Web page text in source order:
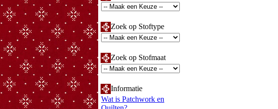
Zoek op Stoftype
Zoek op Stofmaat
Informatie
Wat is Patchwork en